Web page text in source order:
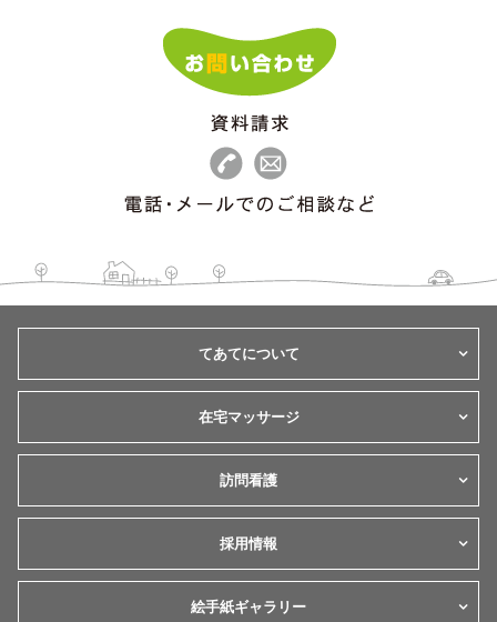
てあてについて
在宅マッサージ
訪問看護
採用情報
絵手紙ギャラリー